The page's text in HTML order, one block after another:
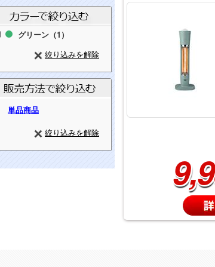
グリーン（1）
絞り込みを解除
単品商品
絞り込みを解除